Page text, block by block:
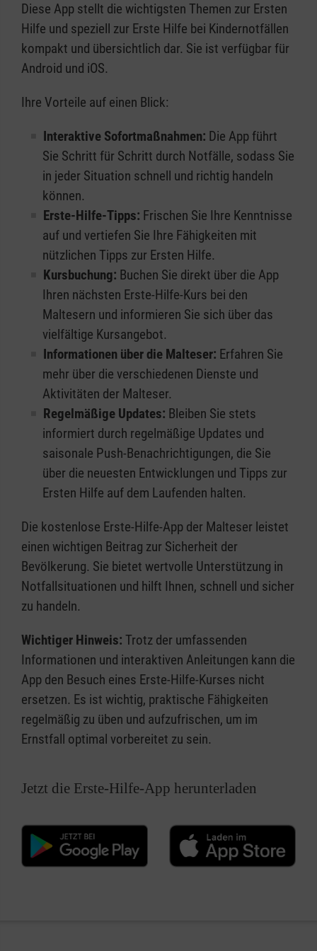
Diese App stellt die wichtigsten Themen zur Ersten
Hilfe und speziell zur Erste Hilfe bei Kindernotfällen
kompakt und übersichtlich dar. Sie ist verfügbar für
Android und iOS.
Ihre Vorteile auf einen Blick:
Interaktive Sofortmaßnahmen: Die App führt
Sie Schritt für Schritt durch Notfälle, sodass Sie
in jeder Situation schnell und richtig handeln
können.
Erste-Hilfe-Tipps: Frischen Sie Ihre Kenntnisse
auf und vertiefen Sie Ihre Fähigkeiten mit
nützlichen Tipps zur Ersten Hilfe.
Kursbuchung: Buchen Sie direkt über die App
Ihren nächsten Erste-Hilfe-Kurs bei den
Maltesern und informieren Sie sich über das
vielfältige Kursangebot.
Informationen über die Malteser: Erfahren Sie
mehr über die verschiedenen Dienste und
Aktivitäten der Malteser.
Regelmäßige Updates: Bleiben Sie stets
informiert durch regelmäßige Updates und
saisonale Push-Benachrichtigungen, die Sie
über die neuesten Entwicklungen und Tipps zur
Ersten Hilfe auf dem Laufenden halten.
Die kostenlose Erste-Hilfe-App der Malteser leistet
einen wichtigen Beitrag zur Sicherheit der
Bevölkerung. Sie bietet wertvolle Unterstützung in
Notfallsituationen und hilft Ihnen, schnell und sicher
zu handeln.
Wichtiger Hinweis: Trotz der umfassenden
Informationen und interaktiven Anleitungen kann die
App den Besuch eines Erste-Hilfe-Kurses nicht
ersetzen. Es ist wichtig, praktische Fähigkeiten
regelmäßig zu üben und aufzufrischen, um im
Ernstfall optimal vorbereitet zu sein.
Jetzt die Erste-Hilfe-App herunterladen